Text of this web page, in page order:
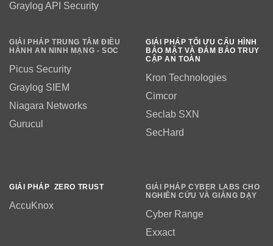
Graylog API Security
GIẢI PHÁP TRUNG TÂM ĐIỀU
HÀNH AN NINH MẠNG - SOC
Picus Security
Graylog SIEM
Niagara Networks
Gurucul
GIẢI PHÁP TỐI ƯU CẤU HÌNH
BẢO MẬT VÀ ĐẢM BẢO TRUY
CẬP AN TOÀN
Kron Technologies
Cimcor
Seclab SXN
SecHard
GIẢI PHÁP ZERO TRUST
AccuKnox
GIẢI PHÁP CYBER LABS CHO
NGHIÊN CỨU VÀ GIẢNG DẠY
Cyber Range
Exxact